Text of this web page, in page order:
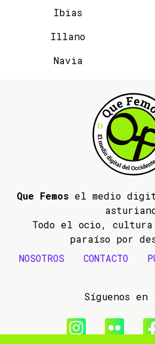
Ibias
Illano
Navia
Que Femos el medio
Todo el ocio,
paraíso por
NOSOTROS
CONTACTO
Síguenos en